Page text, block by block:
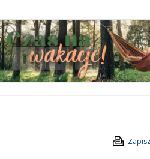
Poprzedni Element
Następny
❚❚